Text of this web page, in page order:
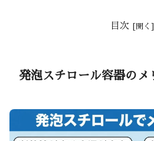
目次
発泡スチロール容器のメ